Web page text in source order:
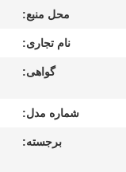
بگیرید
محل منبع:
نام تجاری:
گواهی:
شماره مدل:
برجسته: